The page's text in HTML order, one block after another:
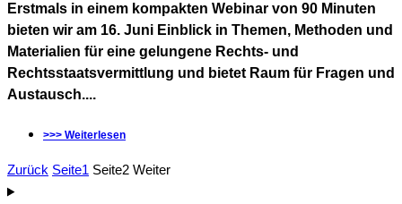
Erstmals in einem kompakten Webinar von 90 Minuten
bieten wir am 16. Juni Einblick in Themen, Methoden und
Materialien für eine gelungene Rechts- und
Rechtsstaatsvermittlung und bietet Raum für Fragen und
Austausch....
>>> Weiterlesen
Zurück Seite1 Seite2 Weiter